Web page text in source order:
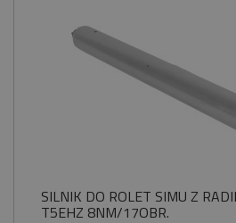
SILNIK DO ROLET SIMU Z
T5EHZ 8NM/17OBR.